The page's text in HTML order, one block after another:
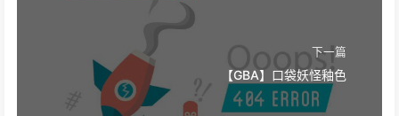
下一篇
【GBA】口袋妖怪釉色